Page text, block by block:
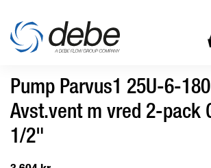
Pump Parvus1 25U-6-
Avst.vent m vred 2-pack
1/2"